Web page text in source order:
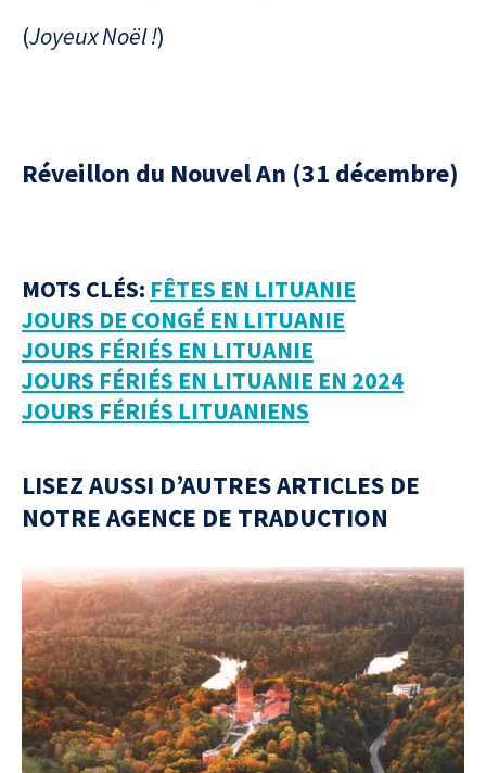
(Joyeux Noël !)
Réveillon du Nouvel An (31 décembre)
MOTS CLÉS: FÊTES EN LITUANIE
JOURS DE CONGÉ EN LITUANIE
JOURS FÉRIÉS EN LITUANIE
JOURS FÉRIÉS EN LITUANIE EN 2024
JOURS FÉRIÉS LITUANIENS
LISEZ AUSSI D’AUTRES ARTICLES DE
NOTRE AGENCE DE TRADUCTION